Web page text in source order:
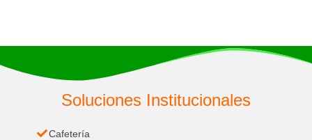
Soluciones Institucionales
Cafetería